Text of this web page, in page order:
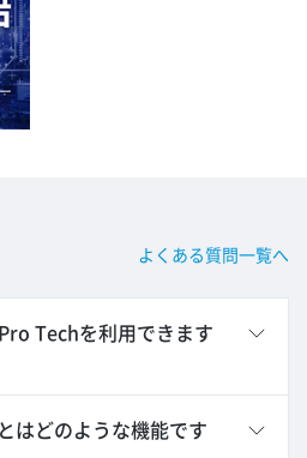
よくある質問一覧へ
Techを利用できます
はどのような機能です